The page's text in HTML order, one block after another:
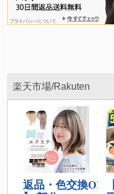
楽天市場/Rakuten